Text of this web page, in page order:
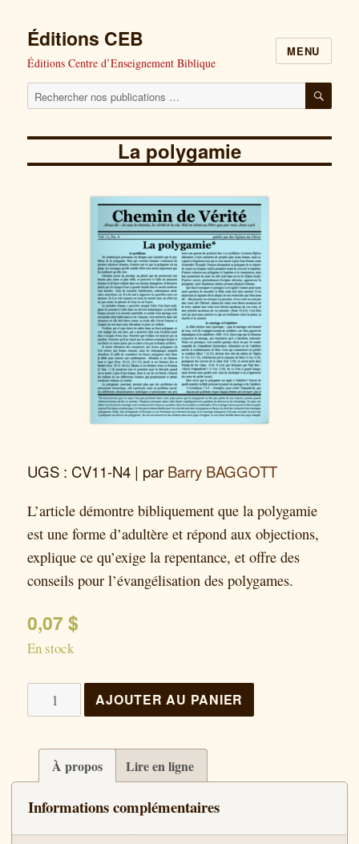
Éditions CEB
Éditions Centre d’Enseignement Biblique
MENU
Cherchez
publications
pour
La polygamie
UGS : CV11-N4 | par Barry BAGGOTT
L’article démontre bibliquement que la polygamie
est une forme d’adultère et répond aux objections,
explique ce qu’exige la repentance, et offre des
conseils pour l’évangélisation des polygames.
0,07$
En stock
quantité
de
polygamie
AJOUTER AU PANIER
À propos Lire en ligne
Informations complémentaires